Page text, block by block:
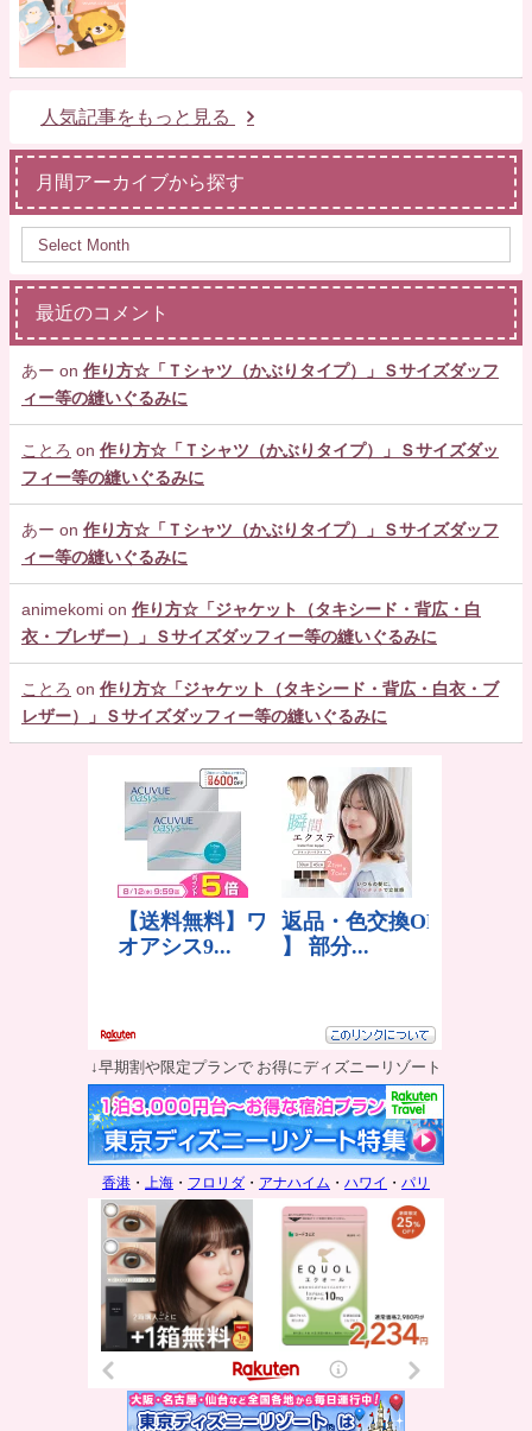
人気記事をもっと見る
月間アーカイブから探す
最近のコメント
あー on 作り方☆「Ｔシャツ（かぶりタイプ）」Ｓサイズダッフ
ィー等の縫いぐるみに
ことろ on 作り方☆「Ｔシャツ（かぶりタイプ）」Ｓサイズダッ
フィー等の縫いぐるみに
あー on 作り方☆「Ｔシャツ（かぶりタイプ）」Ｓサイズダッフ
ィー等の縫いぐるみに
animekomi on 作り方☆「ジャケット（タキシード・背広・白
衣・ブレザー）」Ｓサイズダッフィー等の縫いぐるみに
ことろ on 作り方☆「ジャケット（タキシード・背広・白衣・ブ
レザー）」Ｓサイズダッフィー等の縫いぐるみに
↓早期割や限定プランで お得にディズニーリゾート
香港 ・ 上海 ・ フロリダ ・ アナハイム ・ ハワイ ・ パリ